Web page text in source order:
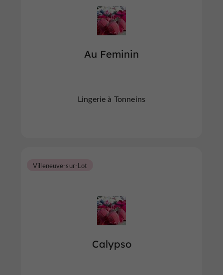
Au Feminin
Lingerie à Tonneins
Calypso
Villeneuve-sur-Lot